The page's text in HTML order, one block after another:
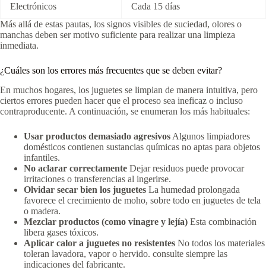
Electrónicos
Cada 15 días
Más allá de estas pautas, los signos visibles de suciedad, olores o
manchas deben ser motivo suficiente para realizar una limpieza
inmediata.
¿Cuáles son los errores más frecuentes que se deben evitar?
En muchos hogares, los juguetes se limpian de manera intuitiva, pero
ciertos errores pueden hacer que el proceso sea ineficaz o incluso
contraproducente. A continuación, se enumeran los más habituales:
Usar productos demasiado agresivos Algunos limpiadores
domésticos contienen sustancias químicas no aptas para objetos
infantiles.
No aclarar correctamente Dejar residuos puede provocar
irritaciones o transferencias al ingerirse.
Olvidar secar bien los juguetes La humedad prolongada
favorece el crecimiento de moho, sobre todo en juguetes de tela
o madera.
Mezclar productos (como vinagre y lejía) Esta combinación
libera gases tóxicos.
Aplicar calor a juguetes no resistentes No todos los materiales
toleran lavadora, vapor o hervido. consulte siempre las
indicaciones del fabricante.